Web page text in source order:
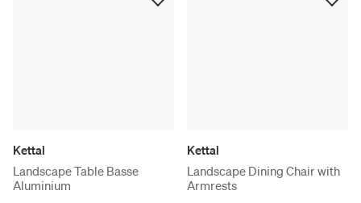
Kettal
Landscape Table Basse
Aluminium
Kettal
Landscape Dining Chair with
Armrests